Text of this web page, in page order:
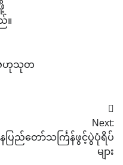
။
ဟုသုတ
Next:
ပြည်တော်သင်္ကြန်ဖွင့်ပွဲပုံရိပ်
များ